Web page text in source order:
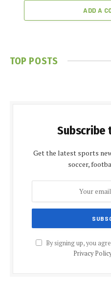
ADD A
TOP POSTS
Subscribe
Get the latest sports
soccer,
By signing up, you
Privacy